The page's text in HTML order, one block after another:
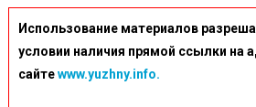
Использование материалов
условии наличия прямой ссылки на
сайтеwww.yuzhny.info.